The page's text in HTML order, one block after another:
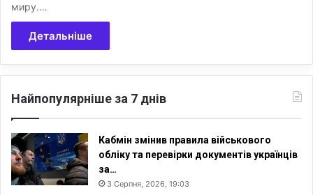
миру.…
Детальніше
Найпопулярніше за 7 днів
Кабмін змінив правила військового
обліку та перевірки документів українців
за…
3 Серпня, 2026, 19:03